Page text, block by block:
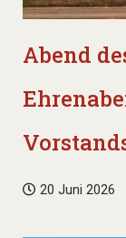
Abend
20 Juni 2026